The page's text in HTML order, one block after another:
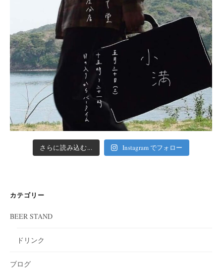
さらに読み込む... Instagram でフォロー
カテゴリー
BEER STAND
ドリンク
ブログ